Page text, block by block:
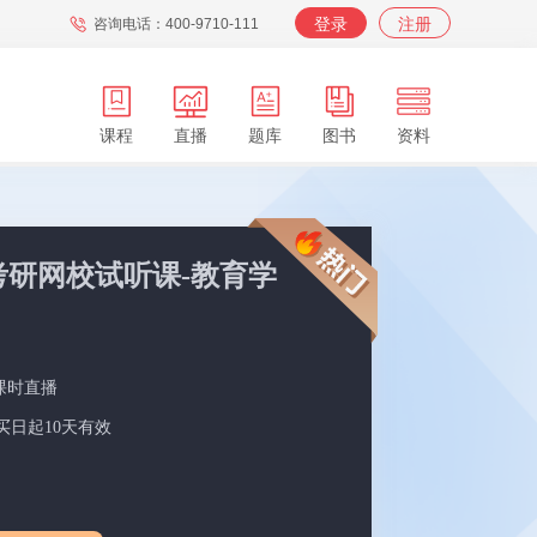
咨询电话：400-9710-111 登录 注册
课程 直播 题库 图书 资料
APP 在职 在校 服务
研网校试听课-教育学
时直播
日起10天有效